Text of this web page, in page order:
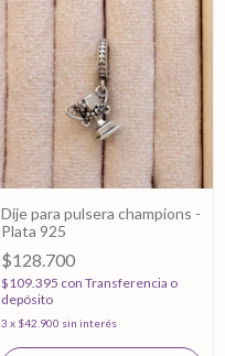
Dije para pulsera champions -
Plata 925
$128.700
$109.395 con Transferencia o
depósito
3 x $42.900 sin interés